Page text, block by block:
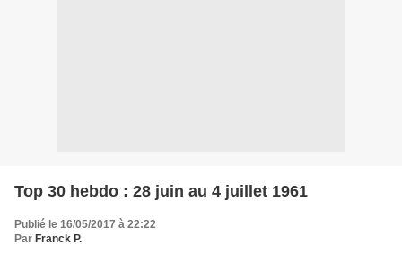
Top 30 hebdo : 28 juin au 4 juillet 1961
Publié le 16/05/2017 à 22:22
Par Franck P.